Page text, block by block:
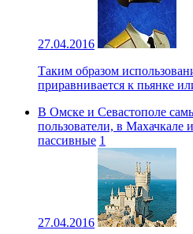
27.04.2016
Таким образом
приравнивается к пьянке
В Омске и Севастополе
пользователи, в
пассивные 1
27.04.2016